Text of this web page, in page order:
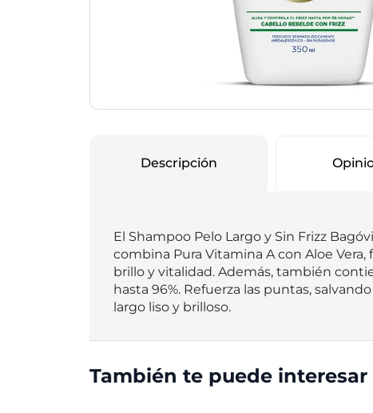
Protectores mamarios
Descripción
El Shampoo Pelo Largo y Sin Frizz
combina Pura Vitamina A con Aloe
brillo y vitalidad. Además, también
hasta 96%. Refuerza las puntas,
largo liso y brilloso.
También te puede interesar